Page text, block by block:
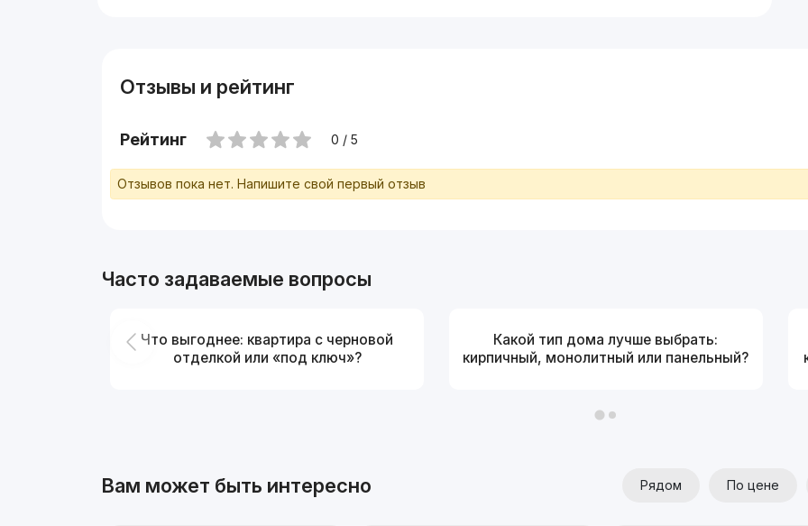
Отзывы и рейтинг
Рейтинг 0 / 5
Отзывов пока нет. Напишите свой первый отзыв
Часто задаваемые вопросы
Что выгоднее: квартира с черновой
отделкой или «под ключ»?
Какой тип дома лучше выбрать:
кирпичный, монолитный или панельный?
Вам может быть интересно Рядом По цене